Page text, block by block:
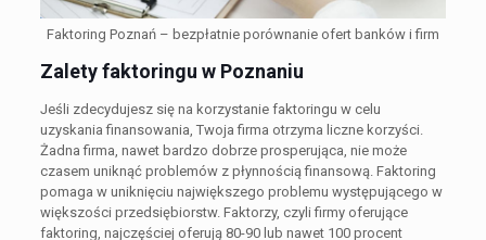
Faktoring Poznań – bezpłatnie porównanie ofert banków i firm
Zalety faktoringu w Poznaniu
Jeśli zdecydujesz się na korzystanie faktoringu w celu
uzyskania finansowania, Twoja firma otrzyma liczne korzyści.
Żadna firma, nawet bardzo dobrze prosperująca, nie może
czasem uniknąć problemów z płynnością finansową. Faktoring
pomaga w uniknięciu największego problemu występującego w
większości przedsiębiorstw. Faktorzy, czyli firmy oferujące
faktoring, najczęściej oferują 80-90 lub nawet 100 procent